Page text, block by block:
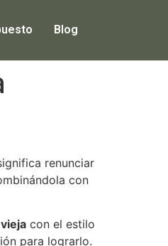
Blog
renunciar
con
con el estilo
para lograrlo.